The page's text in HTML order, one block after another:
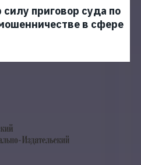
приговор суда по
в сфере